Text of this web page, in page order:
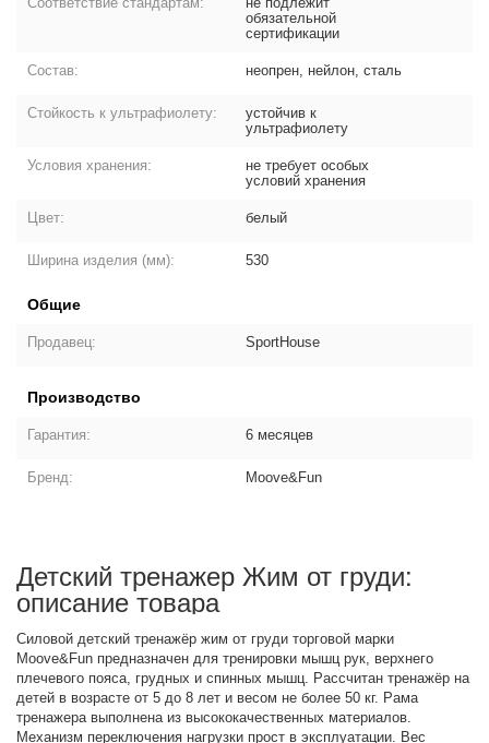
обязательной
сертификации
Состав: неопрен, нейлон, сталь
Стойкость к ультрафиолету:
устойчив к
ультрафиолету
Условия хранения:
не требует особых
условий хранения
Цвет: белый
Ширина изделия (мм): 530
Общие
Продавец: SportHouse
Производство
Гарантия: 6 месяцев
Бренд: Moove&Fun
Детский тренажер Жим от груди:
описание товара
Силовой детский тренажёр жим от груди торговой марки
Moove&Fun предназначен для тренировки мышц рук, верхнего
плечевого пояса, грудных и спинных мышц. Рассчитан тренажёр на
детей в возрасте от 5 до 8 лет и весом не более 50 кг. Рама
тренажера выполнена из высококачественных материалов.
Механизм переключения нагрузки прост в эксплуатации. Вес